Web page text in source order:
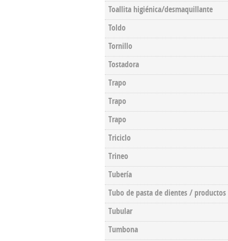
Toallita higiénica/desmaquillante
Toldo
Tornillo
Tostadora
Trapo
Trapo
Trapo
Triciclo
Trineo
Tubería
Tubo de pasta de dientes /
Tubular
Tumbona